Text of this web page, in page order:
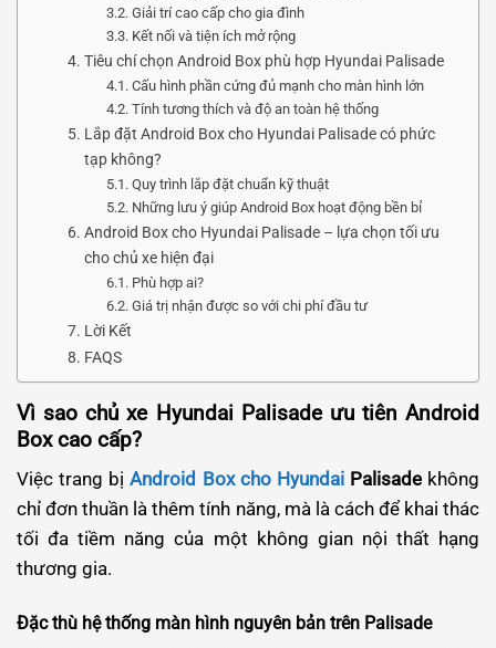
Giải trí cao cấp cho gia đình
Kết nối và tiện ích mở rộng
Tiêu chí chọn Android Box phù hợp Hyundai Palisade
Cấu hình phần cứng đủ mạnh cho màn hình lớn
Tính tương thích và độ an toàn hệ thống
Lắp đặt Android Box cho Hyundai Palisade có phức
tạp không?
Quy trình lắp đặt chuẩn kỹ thuật
Những lưu ý giúp Android Box hoạt động bền bỉ
Android Box cho Hyundai Palisade – lựa chọn tối ưu
cho chủ xe hiện đại
Phù hợp ai?
Giá trị nhận được so với chi phí đầu tư
Lời Kết
FAQS
Vì sao chủ xe Hyundai Palisade ưu tiên Android
Box cao cấp?
Việc trang bịAndroid Box cho HyundaiPalisadekhông
chỉ đơn thuần là thêm tính năng, mà là cách để khai thác
tối đa tiềm năng của một không gian nội thất hạng
thương gia.
Đặc thù hệ thống màn hình nguyên bản trên Palisade